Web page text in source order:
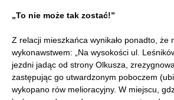
„To nie może tak zostać!”
Z relacji mieszkańca wynikało ponadto, że
wykonawstwem: „Na wysokości ul.
jezdni jadąc od strony Olkusza,
zastępując go utwardzonym poboczem
wykopano rów melioracyjny. W miejscu,